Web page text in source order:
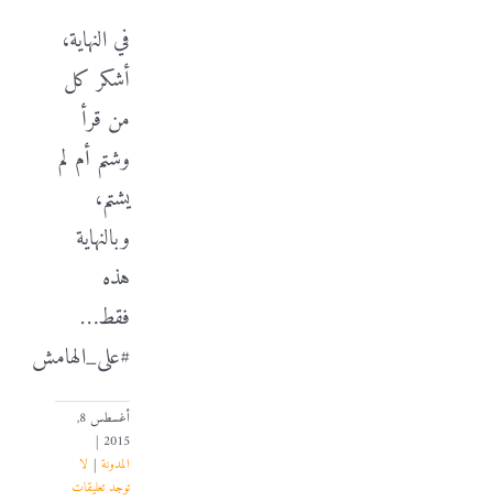
في النهاية،
أشكر كل
من قرأ
وشتم أم لم
يشتم،
وبالنهاية
هذه
فقط…
#على_الهامش
أغسطس 8,
2015
|
المدونة | لا
توجد تعليقات